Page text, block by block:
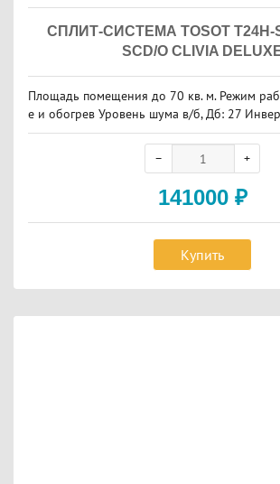
СПЛИТ-СИСТЕМА TOSOT T24H-
SCD/O CLIVIA
Площадь помещения до 70 кв. м. Режим
е и обогрев Уровень шума в/б, Дб: 27
osot
141000 ₽
Купить